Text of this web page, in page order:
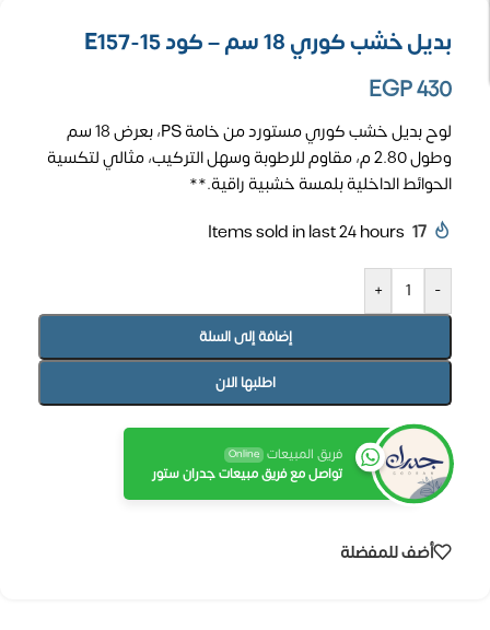
بديل خشب كوري 18 سم – كود E157-15
EGP430
لوح بديل خشب كوري مستورد من خامة PS، بعرض 18 سم
وطول 2.80 م، مقاوم للرطوبة وسهل التركيب، مثالي لتكسية
الحوائط الداخلية بلمسة خشبية راقية.**
17
Items sold in last 24 hours
-
+
إضافة إلى السلة
اطلبها الان
فريق المبيعات Online
تواصل مع فريق مبيعات جدران ستور
أضف للمفضلة